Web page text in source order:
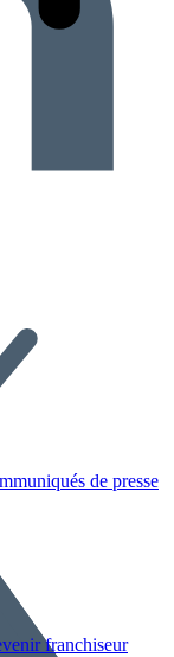
de presse
franchiseur